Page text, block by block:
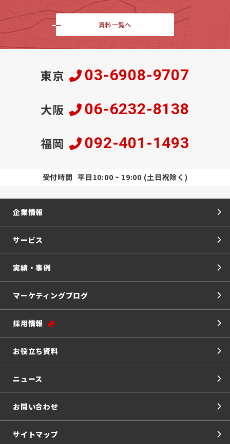
資料一覧へ
東京 03-6908-9707
大阪 06-6232-8138
福岡 092-401-1493
受付時間 平日10:00 ~ 19:00 (土日祝除く)
企業情報
サービス
実績・事例
マーケティングブログ
採用情報
お役立ち資料
ニュース
お問い合わせ
サイトマップ